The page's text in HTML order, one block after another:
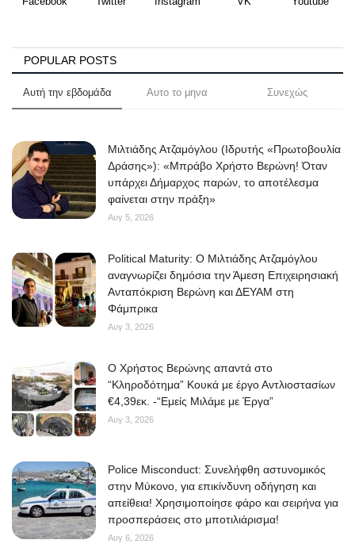
POPULAR POSTS
Αυτή την εβδομάδα Αυτο το μηνα Συνεχώς
Μιλτιάδης Ατζαμόγλου (Ιδρυτής «Πρωτοβουλία
Δράσης»): «Μπράβο Χρήστο Βερώνη! Όταν
υπάρχει Δήμαρχος παρών, το αποτέλεσμα
φαίνεται στην πράξη»
Αυγ 5, 2026
Political Maturity: Ο Μιλτιάδης Ατζαμόγλου
αναγνωρίζει δημόσια την Άμεση Επιχειρησιακή
Ανταπόκριση Βερώνη και ΔΕΥΑΜ στη
Φάμπρικα
Αυγ 3, 2026
O Χρήστος Βερώνης απαντά στο
“Κληροδότημα” Κουκά με έργο Αντλιοστασίων
€4,39εκ. -“Εμείς Μιλάμε με Έργα”
Αυγ 3, 2026
Police Misconduct: Συνελήφθη αστυνομικός
στην Μύκονο, για επικίνδυνη οδήγηση και
απείθεια! Χρησιμοποίησε φάρο και σειρήνα για
προσπεράσεις στο μποτιλιάρισμα!
Αυγ 6, 2026